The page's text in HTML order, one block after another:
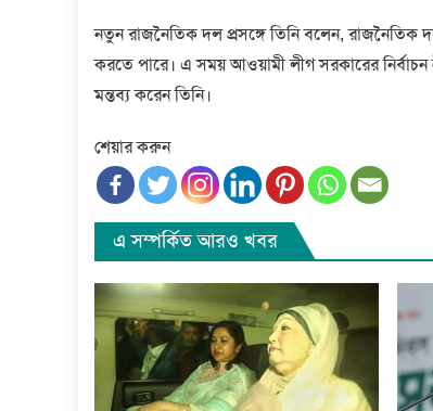
নতুন রাজনৈতিক দল প্রসঙ্গে তিনি বলেন,
করতে পারে। এ সময় আওয়ামী লীগ সরকারের
মন্তব্য করেন তিনি।
শেয়ার করুন
এ সম্পর্কিত আরও খবর